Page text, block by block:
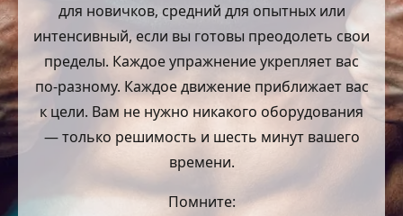
для новичков, средний для опытных или
интенсивный, если вы готовы преодолеть свои
пределы. Каждое упражнение укрепляет вас
по-разному. Каждое движение приближает вас
к цели. Вам не нужно никакого оборудования
— только решимость и шесть минут вашего
времени.
Помните: